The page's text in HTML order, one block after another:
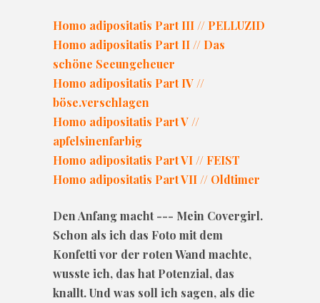
Homo adipositatis Part III // PELLUZID
Homo adipositatis Part II // Das
schöne Seeungeheuer
Homo adipositatis Part IV //
böse.verschlagen
Homo adipositatis Part V //
apfelsinenfarbig
Homo adipositatis Part VI // FEIST
Homo adipositatis Part VII // Oldtimer
Den Anfang macht --- Mein Covergirl.
Schon als ich das Foto mit dem
Konfetti vor der roten Wand machte,
wusste ich, das hat Potenzial, das
knallt. Und was soll ich sagen, als die